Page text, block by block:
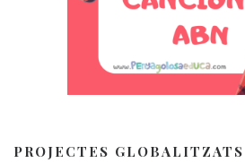
PROJECTES GLOBALITZATS